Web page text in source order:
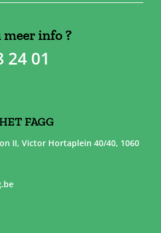
info ?
24 01
FAGG
II, Victor Hortaplein 40/40, 1060